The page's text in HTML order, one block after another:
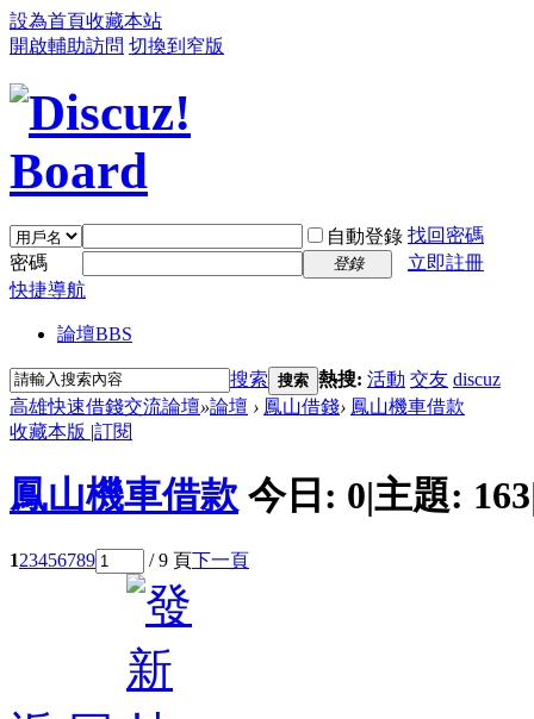
設為首頁收藏本站
開啟輔助訪問 切換到窄版
自動登錄 找回密碼
密碼
登錄
立即註冊
快捷導航
論壇BBS
搜索 搜索 熱搜: 活動 交友 discuz
高雄快速借錢交流論壇»論壇 › 鳳山借錢› 鳳山機車借款
收藏本版 |訂閱
鳳山機車借款 今日: 0|主題: 163
123456789 / 9 頁下一頁